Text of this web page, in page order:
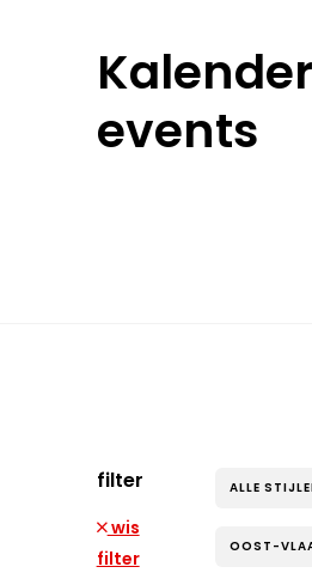
events
filter
wis
filter
ALLE
OOST-